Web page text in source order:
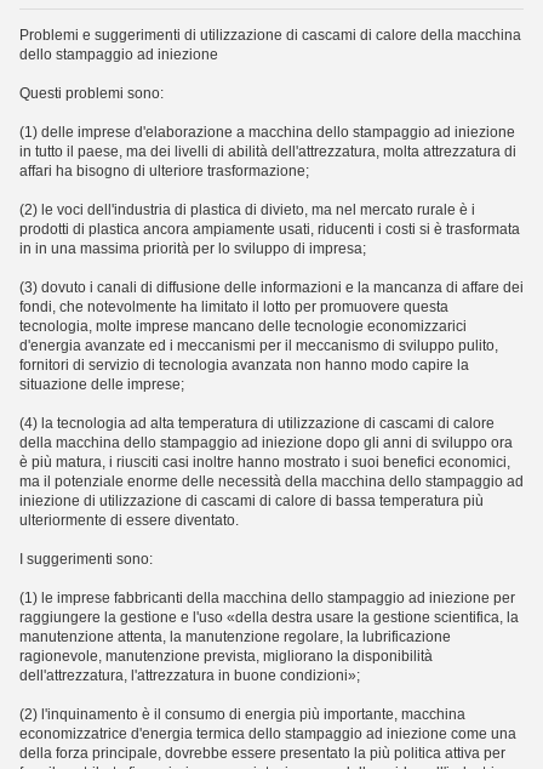
Problemi e suggerimenti di utilizzazione di cascami di calore della macchina
dello stampaggio ad iniezione
Questi problemi sono:
(1) delle imprese d'elaborazione a macchina dello stampaggio ad iniezione
in tutto il paese, ma dei livelli di abilità dell'attrezzatura, molta attrezzatura di
affari ha bisogno di ulteriore trasformazione;
(2) le voci dell'industria di plastica di divieto, ma nel mercato rurale è i
prodotti di plastica ancora ampiamente usati, riducenti i costi si è trasformata
in in una massima priorità per lo sviluppo di impresa;
(3) dovuto i canali di diffusione delle informazioni e la mancanza di affare dei
fondi, che notevolmente ha limitato il lotto per promuovere questa
tecnologia, molte imprese mancano delle tecnologie economizzarici
d'energia avanzate ed i meccanismi per il meccanismo di sviluppo pulito,
fornitori di servizio di tecnologia avanzata non hanno modo capire la
situazione delle imprese;
(4) la tecnologia ad alta temperatura di utilizzazione di cascami di calore
della macchina dello stampaggio ad iniezione dopo gli anni di sviluppo ora
è più matura, i riusciti casi inoltre hanno mostrato i suoi benefici economici,
ma il potenziale enorme delle necessità della macchina dello stampaggio ad
iniezione di utilizzazione di cascami di calore di bassa temperatura più
ulteriormente di essere diventato.
I suggerimenti sono:
(1) le imprese fabbricanti della macchina dello stampaggio ad iniezione per
raggiungere la gestione e l'uso «della destra usare la gestione scientifica, la
manutenzione attenta, la manutenzione regolare, la lubrificazione
ragionevole, manutenzione prevista, migliorano la disponibilità
dell'attrezzatura, l'attrezzatura in buone condizioni»;
(2) l'inquinamento è il consumo di energia più importante, macchina
economizzatrice d'energia termica dello stampaggio ad iniezione come una
della forza principale, dovrebbe essere presentato la più politica attiva per